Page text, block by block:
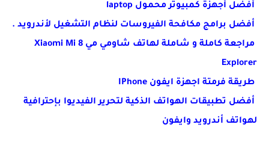
أفضل أجهزة كمبيوتر محمول laptop
أفضل برامج مكافحة الفيروسات لنظام التشغيل لأندرويد .
مراجعة كاملة و شاملة لهاتف شاومي مي Xiaomi Mi 8
Explorer
طريقة فرمتة اجهزة ايفون IPhone
أفضل تطبيقات الهواتف الذكية لتحرير الفيديوا بإحترافية
لهواتف أندرويد وايفون